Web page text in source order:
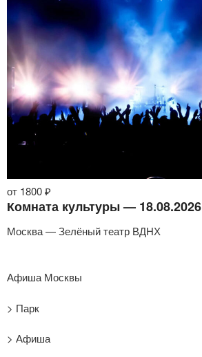
от 1800 ₽
Комната культуры — 18.08.2026
Москва — Зелёный театр ВДНХ
Афиша Москвы
> Парк
> Афиша